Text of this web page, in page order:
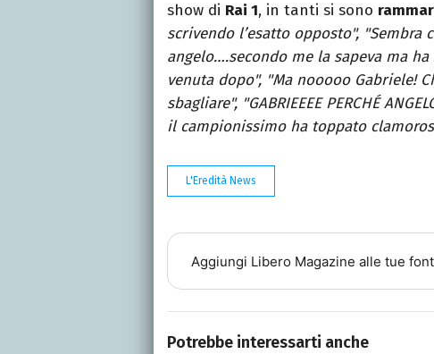
show di Rai 1, in tanti si sono
scrivendo l’esatto opposto", "Sembra
angelo….secondo me la sapeva ma
venuta dopo", "Ma nooooo Gabriele!
sbagliare", "GABRIEEEE PERCHÉ
il campionissimo ha toppato
L'Eredità News
Aggiungi Libero Magazine alle tue
Potrebbe interessarti anche